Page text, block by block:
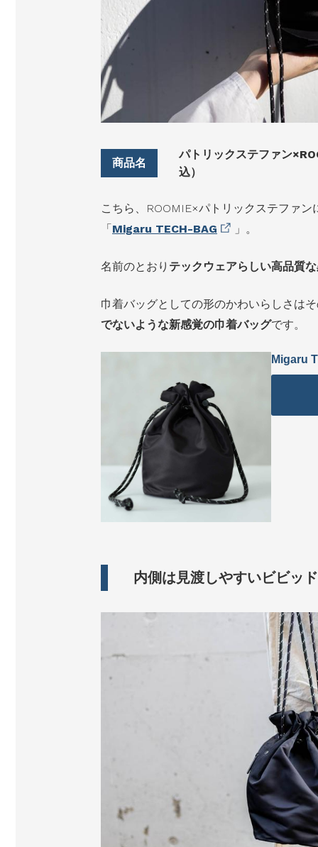
パトリックステファン
込）
こちら、ROOMIE×パトリックステファ
「 Migaru TECH-BAG 」。
名前のとおり テックウェアらしい高品質
巾着バッグとしての形のかわいらしさは
でないような新感覚の巾着バッグです。
Migaru
内側は見渡しやすいビビッ